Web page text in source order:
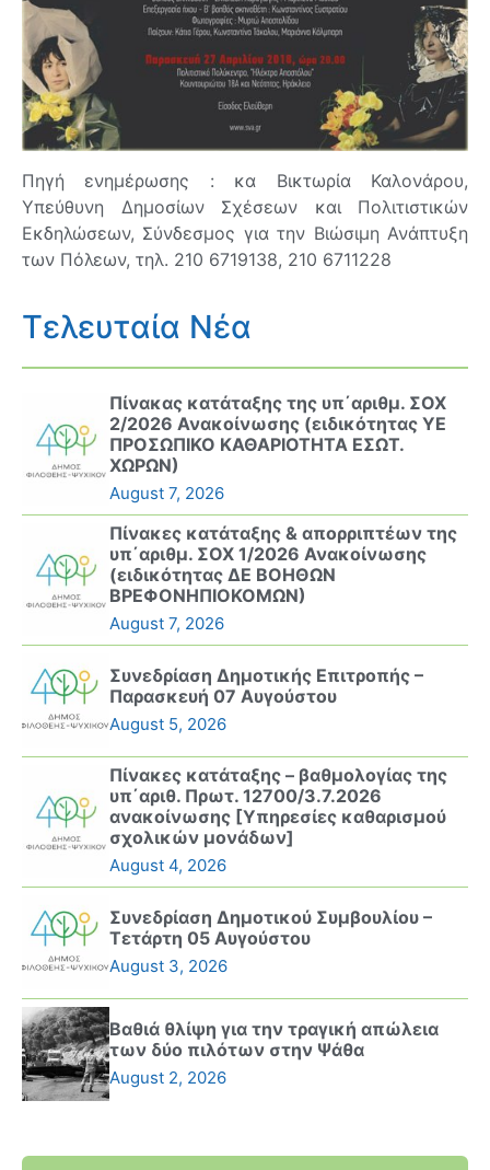
Πηγή ενημέρωσης : κα Βικτωρία Καλονάρου,
Υπεύθυνη Δημοσίων Σχέσεων και Πολιτιστικών
Εκδηλώσεων, Σύνδεσμος για την Βιώσιμη Ανάπτυξη
των Πόλεων, τηλ. 210 6719138, 210 6711228
Τελευταία Νέα
Πίνακας κατάταξης της υπ΄αριθμ. ΣΟΧ
2/2026 Ανακοίνωσης (ειδικότητας ΥΕ
ΠΡΟΣΩΠΙΚΟ ΚΑΘΑΡΙΟΤΗΤΑ ΕΣΩΤ.
ΧΩΡΩΝ)
August 7, 2026
Πίνακες κατάταξης & απορριπτέων της
υπ΄αριθμ. ΣΟΧ 1/2026 Ανακοίνωσης
(ειδικότητας ΔΕ ΒΟΗΘΩΝ
ΒΡΕΦΟΝΗΠΙΟΚΟΜΩΝ)
August 7, 2026
Συνεδρίαση Δημοτικής Επιτροπής –
Παρασκευή 07 Αυγούστου
August 5, 2026
Πίνακες κατάταξης – βαθμολογίας της
υπ΄αριθ. Πρωτ. 12700/3.7.2026
ανακοίνωσης [Υπηρεσίες καθαρισμού
σχολικών μονάδων]
August 4, 2026
Συνεδρίαση Δημοτικού Συμβουλίου –
Τετάρτη 05 Αυγούστου
August 3, 2026
Βαθιά θλίψη για την τραγική απώλεια
των δύο πιλότων στην Ψάθα
August 2, 2026